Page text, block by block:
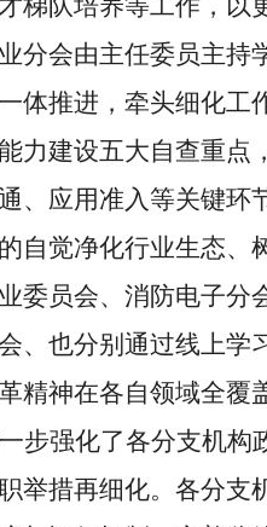
梯队培养等工作，以
分会由主任委员主持
体推进，牵头细化工
力建设五大自查重点
、应用准入等关键环
自觉净化行业生态、
委员会、消防电子分
、也分别通过线上学
精神在各自领域全覆
步强化了各分支机
举措再细化。各分支